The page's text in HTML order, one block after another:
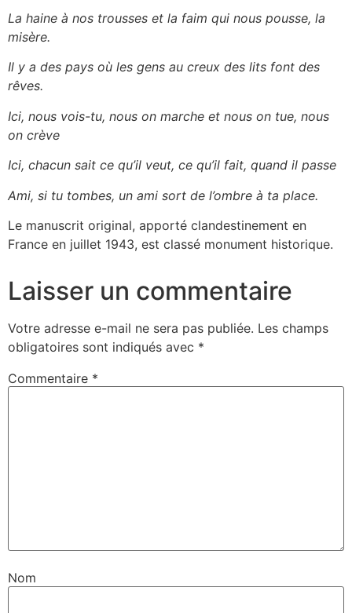
La haine à nos trousses et la faim qui nous pousse, la
misère.
Il y a des pays où les gens au creux des lits font des
rêves.
Ici, nous vois-tu, nous on marche et nous on tue, nous
on crève
Ici, chacun sait ce qu’il veut, ce qu’il fait, quand il passe
Ami, si tu tombes, un ami sort de l’ombre à ta place.
Le manuscrit original, apporté clandestinement en
France en juillet 1943, est classé monument historique.
Laisser un commentaire
Votre adresse e-mail ne sera pas publiée. Les champs
obligatoires sont indiqués avec *
Commentaire *
Nom